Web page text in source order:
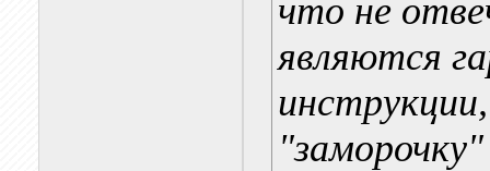
что не
являются